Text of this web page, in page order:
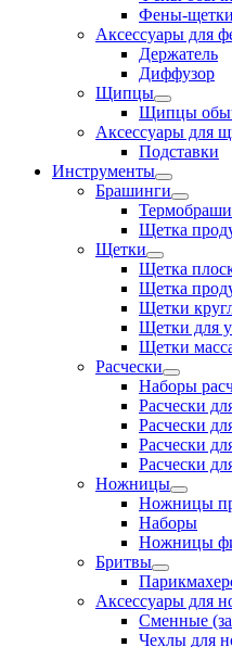
Фены-щетки
Аксессуары для
Держатель
Диффузор
Щипцы
Щипцы
Аксессуары для
Подставки
Инструменты
Брашинги
Щетка
Щетки
Щетка
Щетка
Щетки
Щетки для
Щетки
Расчески
Наборы
Расчески
Расчески
Расчески
Расчески
Ножницы
Ножницы
Наборы
Ножницы
Бритвы
Аксессуары для
Сменные
Чехлы для